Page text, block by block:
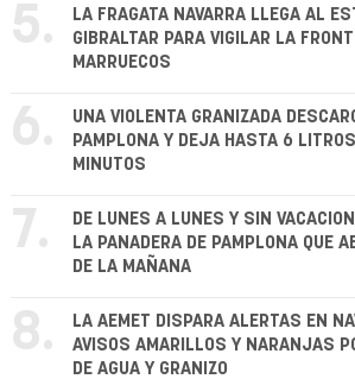
5.
LA FRAGATA NAVARRA LLEGA AL
GIBRALTAR PARA VIGILAR LA
MARRUECOS
6.
UNA VIOLENTA GRANIZADA
PAMPLONA Y DEJA HASTA 6
MINUTOS
7.
DE LUNES A LUNES Y SIN
LA PANADERA DE PAMPLONA QUE
DE LA MAÑANA
8.
LA AEMET DISPARA ALERTAS EN
AVISOS AMARILLOS Y NARANJAS
DE AGUA Y GRANIZO